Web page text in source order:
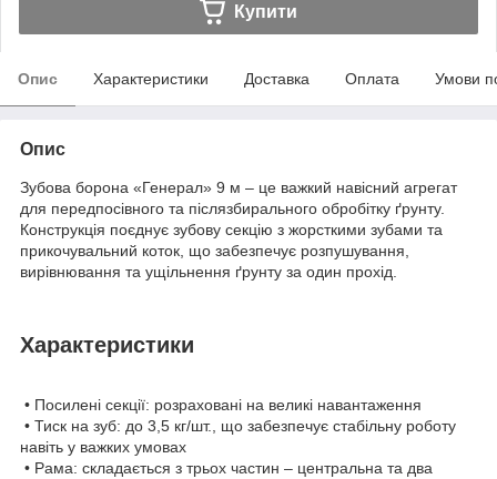
Купити
Опис Характеристики Доставка Оплата Умови
Опис
Зубова борона «Генерал» 9 м – це важкий навісний агрегат
для передпосівного та післязбирального обробітку ґрунту.
Конструкція поєднує зубову секцію з жорсткими зубами та
прикочувальний коток, що забезпечує розпушування,
вирівнювання та ущільнення ґрунту за один прохід.
Характеристики
• Посилені секції: розраховані на великі навантаження
• Тиск на зуб: до 3,5 кг/шт., що забезпечує стабільну роботу
навіть у важких умовах
• Рама: складається з трьох частин – центральна та два